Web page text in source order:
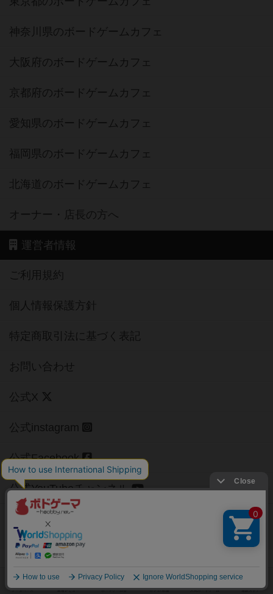
神奈川県のボードゲームカフェ
大阪府のボードゲームカフェ
京都府のボードゲームカフェ
愛知県のボードゲームカフェ
福岡県のボードゲームカフェ
北海道のボードゲームカフェ
オーナー・店長の方へ
運営者情報
ご利用規約
個人情報保護方針
特定商取引法に基づく表記
お問い合わせ
公式X
公式instagram
公式Facebook
公式YouTubeチャンネル